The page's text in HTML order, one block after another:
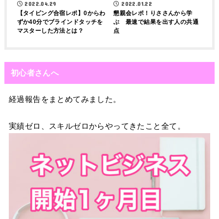
2022.04.29
【タイピング合宿レポ】0からわ
ずか40分でブラインドタッチを
マスターした方法とは？
2022.01.22
懇親会レポ！りささんから学
ぶ 最速で結果を出す人の共通
点
初心者さんへ
経過報告をまとめてみました。
実績ゼロ、スキルゼロからやってきたこと全て。